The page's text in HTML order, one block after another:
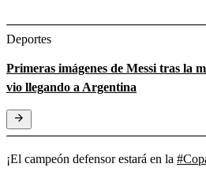
Deportes
Primeras imágenes de Messi tras la
vio llegando a Argentina
¡El campeón defensor estará en la